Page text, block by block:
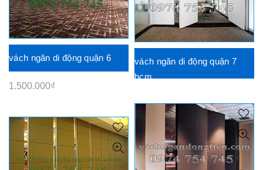
vách ngăn di động quận 6
1.500.000₫
vách ngăn di động quận 7
hcm